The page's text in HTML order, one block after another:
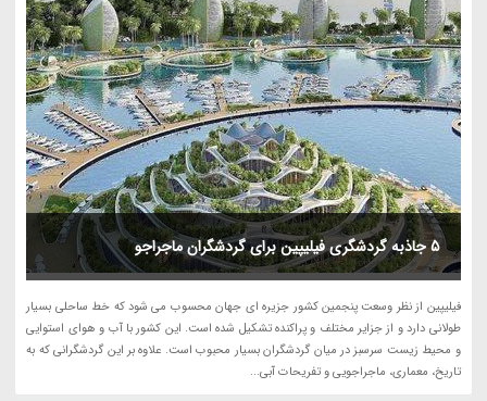
5 جاذبه گردشگری فیلیپین برای گردشگران ماجراجو
فیلیپین از نظر وسعت پنجمین کشور جزیره ای جهان محسوب می شود که خط ساحلی بسیار
طولانی دارد و از جزایر مختلف و پراکنده تشکیل شده است. این کشور با آب و هوای استوایی
و محیط زیست سرسبز در میان گردشگران بسیار محبوب است. علاوه بر این گردشگرانی که به
تاریخ، معماری، ماجراجویی و تفریحات آبی...